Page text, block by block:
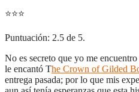
⭐⭐⭐
Puntuación: 2.5 de 5.
No es secreto que yo me
le encantó The Crown of Gilded
entrega pasada; por lo que mis